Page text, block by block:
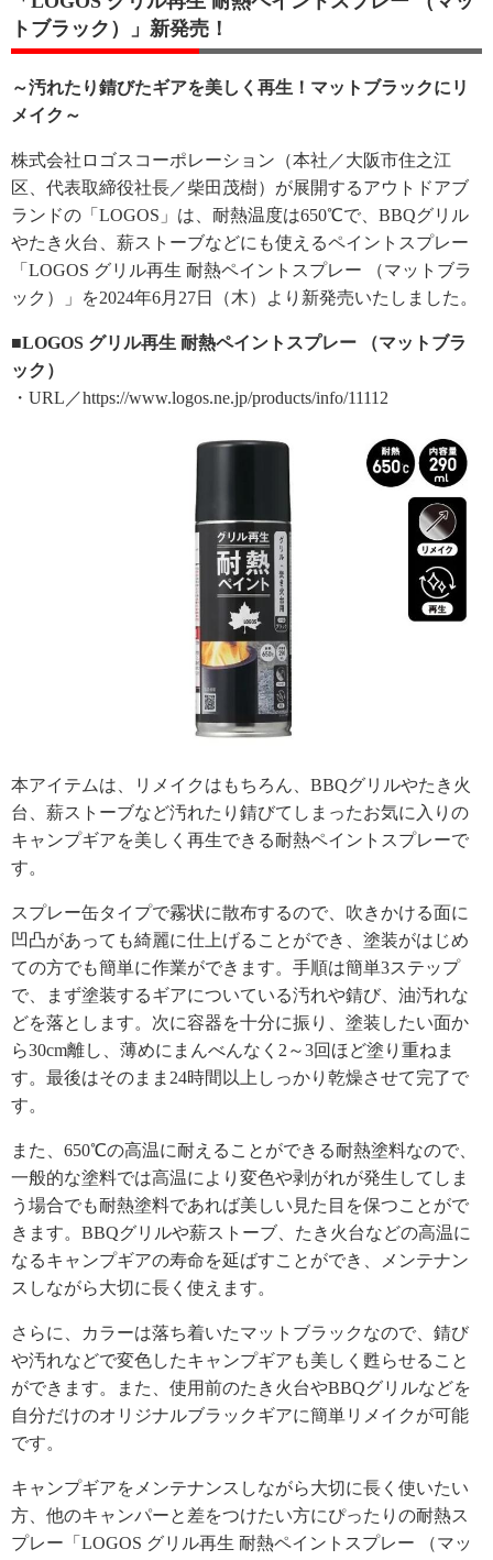
トブラック）」新発売！
～汚れたり錆びたギアを美しく再生！マットブラックにリ
メイク～
株式会社ロゴスコーポレーション（本社／大阪市住之江
区、代表取締役社長／柴田茂樹）が展開するアウトドアブ
ランドの「LOGOS」は、耐熱温度は650℃で、BBQグリル
やたき火台、薪ストーブなどにも使えるペイントスプレー
「LOGOS グリル再生 耐熱ペイントスプレー （マットブラ
ック）」を2024年6月27日（木）より新発売いたしました。
■LOGOS グリル再生 耐熱ペイントスプレー （マットブラ
ック）
・URL／https://www.logos.ne.jp/products/info/11112
本アイテムは、リメイクはもちろん、BBQグリルやたき火
台、薪ストーブなど汚れたり錆びてしまったお気に入りの
キャンプギアを美しく再生できる耐熱ペイントスプレーで
す。
スプレー缶タイプで霧状に散布するので、吹きかける面に
凹凸があっても綺麗に仕上げることができ、塗装がはじめ
ての方でも簡単に作業ができます。手順は簡単3ステップ
で、まず塗装するギアについている汚れや錆び、油汚れな
どを落とします。次に容器を十分に振り、塗装したい面か
ら30cm離し、薄めにまんべんなく2～3回ほど塗り重ねま
す。最後はそのまま24時間以上しっかり乾燥させて完了で
す。
また、650℃の高温に耐えることができる耐熱塗料なので、
一般的な塗料では高温により変色や剥がれが発生してしま
う場合でも耐熱塗料であれば美しい見た目を保つことがで
きます。BBQグリルや薪ストーブ、たき火台などの高温に
なるキャンプギアの寿命を延ばすことができ、メンテナン
スしながら大切に長く使えます。
さらに、カラーは落ち着いたマットブラックなので、錆び
や汚れなどで変色したキャンプギアも美しく甦らせること
ができます。また、使用前のたき火台やBBQグリルなどを
自分だけのオリジナルブラックギアに簡単リメイクが可能
です。
キャンプギアをメンテナンスしながら大切に長く使いたい
方、他のキャンパーと差をつけたい方にぴったりの耐熱ス
プレー「LOGOS グリル再生 耐熱ペイントスプレー （マッ